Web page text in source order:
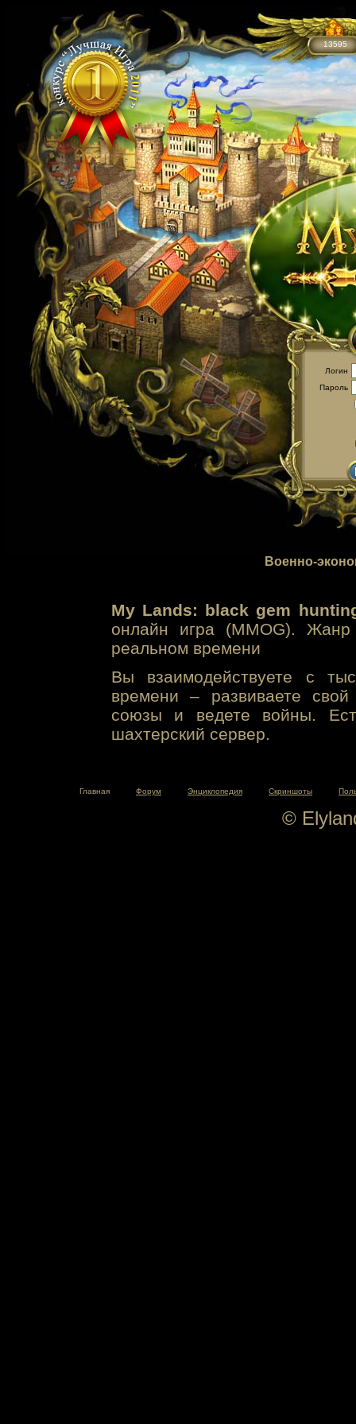
13595
Логин
Пароль
Военно-
My Lands: black gem
онлайн игра (MMOG). Жанр
реальном времени
Вы взаимодействуете с
времени – развиваете свой
союзы и ведете войны.
шахтерский сервер.
Главная Форум Энциклопедия Скриншоты
©